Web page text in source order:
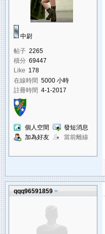
中尉
帖子 2265
積分 69447
Like 178
在線時間 5000 小時
註冊時間 4-1-2017
個人空間
發短消息
加為好友
當前離線
qqq96591859